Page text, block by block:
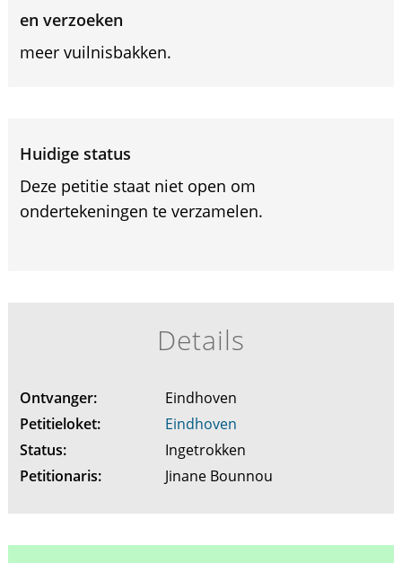
en verzoeken
meer vuilnisbakken.
Huidige status
Deze petitie staat niet open om
ondertekeningen te verzamelen.
Details
Ontvanger:
Eindhoven
Petitieloket:
Eindhoven
Status:
Ingetrokken
Petitionaris:
Jinane Bounnou